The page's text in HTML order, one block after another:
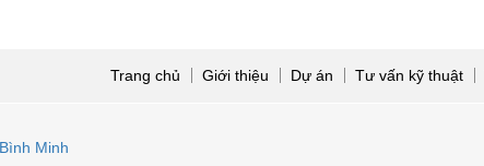
Trang chủ Giới thiệu Dự án Tư vấn kỹ thuật